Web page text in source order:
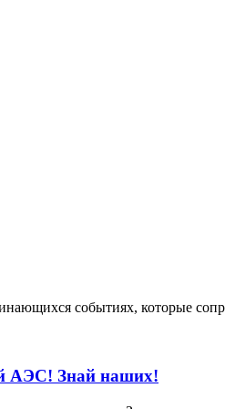
событиях, которые
АЭС! Знай наших!